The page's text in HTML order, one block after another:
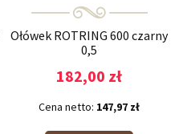
Ołówek ROTRING 600 czarny
0,5
182,00 zł
Cena netto: 147,97 zł